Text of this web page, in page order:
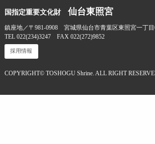
国指定重要文化財 仙台東照宮
鎮座地／〒981-0908 宮城県仙台市青葉区東照宮一丁目
TEL 022(234)3247 FAX 022(272)9852
採用情報
COPYRIGHT© TOSHOGU Shrine. ALL RIGHT